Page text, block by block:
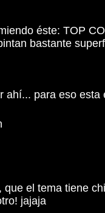
éste: TOP
bastante
ahí... para eso
que el tema tiene
jajaja